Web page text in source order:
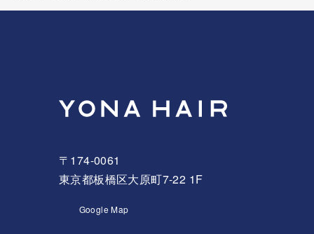
〒174-0061
東京都板橋区大原町7-22 1F
Google Map